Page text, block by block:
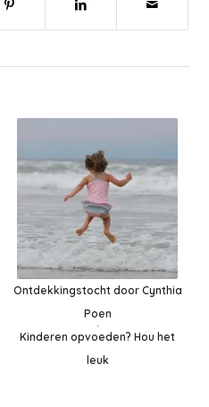
Ontdekkingstocht door Cynthia
Poen
Kinderen opvoeden? Hou het
leuk